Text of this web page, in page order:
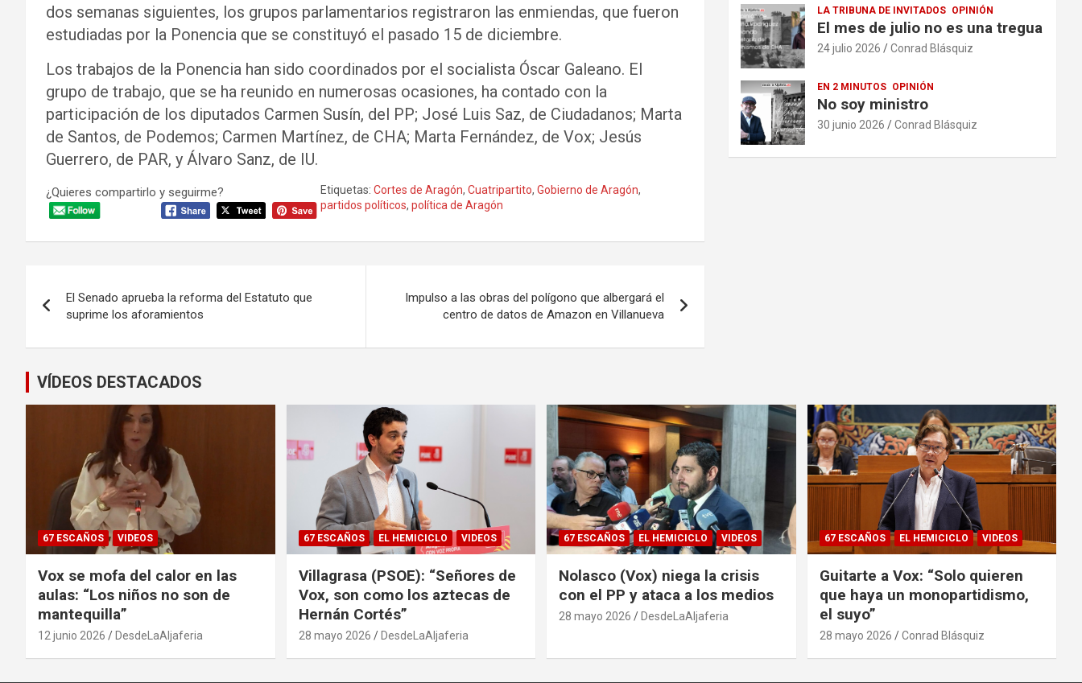
dos semanas siguientes, los grupos parlamentarios registraron las enmiendas, que fueron
estudiadas por la Ponencia que se constituyó el pasado 15 de diciembre.
Los trabajos de la Ponencia han sido coordinados por el socialista Óscar Galeano. El
grupo de trabajo, que se ha reunido en numerosas ocasiones, ha contado con la
participación de los diputados Carmen Susín, del PP; José Luis Saz, de Ciudadanos; Marta
de Santos, de Podemos; Carmen Martínez, de CHA; Marta Fernández, de Vox; Jesús
Guerrero, de PAR, y Álvaro Sanz, de IU.
¿Quieres compartirlo y seguirme? Etiquetas: Cortes de Aragón, Cuatripartito, Gobierno de Aragón,
partidos políticos, política de Aragón
de
entradas
El Senado aprueba la reforma del Estatuto que
suprime los aforamientos
Impulso a las obras del polígono que albergará el
centro de datos de Amazon en Villanueva
LA TRIBUNA DE INVITADOS OPINIÓN
El mes de julio no es una tregua
24 julio 2026 Conrad Blásquiz
EN 2 MINUTOS OPINIÓN
No soy ministro
30 junio 2026 Conrad Blásquiz
VÍDEOS DESTACADOS
67 ESCAÑOS VIDEOS
Vox se mofa del calor en las
aulas: “Los niños no son de
mantequilla”
12 junio 2026 DesdeLaAljaferia
67 ESCAÑOS EL HEMICICLO VIDEOS
Villagrasa (PSOE): “Señores de
Vox, son como los aztecas de
Hernán Cortés”
28 mayo 2026 DesdeLaAljaferia
67 ESCAÑOS EL HEMICICLO VIDEOS
Nolasco (Vox) niega la crisis
con el PP y ataca a los medios
28 mayo 2026 DesdeLaAljaferia
67 ESCAÑOS EL HEMICICLO VIDEOS
Guitarte a Vox: “Solo quieren
que haya un monopartidismo,
el suyo”
28 mayo 2026 Conrad Blásquiz